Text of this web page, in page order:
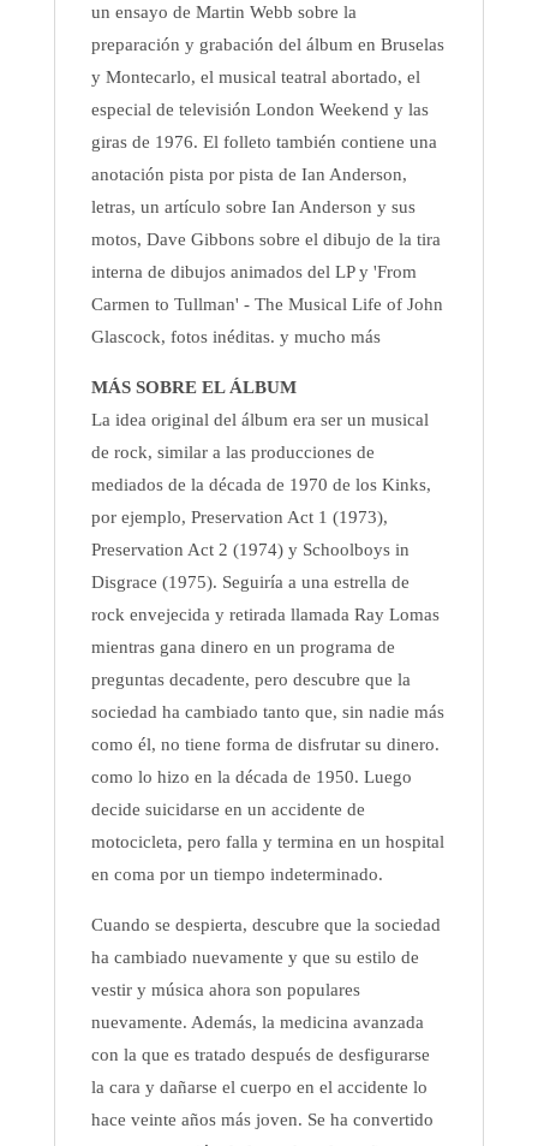
un ensayo de Martin Webb sobre la
preparación y grabación del álbum en Bruselas
y Montecarlo, el musical teatral abortado, el
especial de televisión London Weekend y las
giras de 1976. El folleto también contiene una
anotación pista por pista de Ian Anderson,
letras, un artículo sobre Ian Anderson y sus
motos, Dave Gibbons sobre el dibujo de la tira
interna de dibujos animados del LP y 'From
Carmen to Tullman' - The Musical Life of John
Glascock, fotos inéditas. y mucho más
MÁS SOBRE EL ÁLBUM
La idea original del álbum era ser un musical
de rock, similar a las producciones de
mediados de la década de 1970 de los Kinks,
por ejemplo, Preservation Act 1 (1973),
Preservation Act 2 (1974) y Schoolboys in
Disgrace (1975). Seguiría a una estrella de
rock envejecida y retirada llamada Ray Lomas
mientras gana dinero en un programa de
preguntas decadente, pero descubre que la
sociedad ha cambiado tanto que, sin nadie más
como él, no tiene forma de disfrutar su dinero.
como lo hizo en la década de 1950. Luego
decide suicidarse en un accidente de
motocicleta, pero falla y termina en un hospital
en coma por un tiempo indeterminado.
Cuando se despierta, descubre que la sociedad
ha cambiado nuevamente y que su estilo de
vestir y música ahora son populares
nuevamente. Además, la medicina avanzada
con la que es tratado después de desfigurarse
la cara y dañarse el cuerpo en el accidente lo
hace veinte años más joven. Se ha convertido